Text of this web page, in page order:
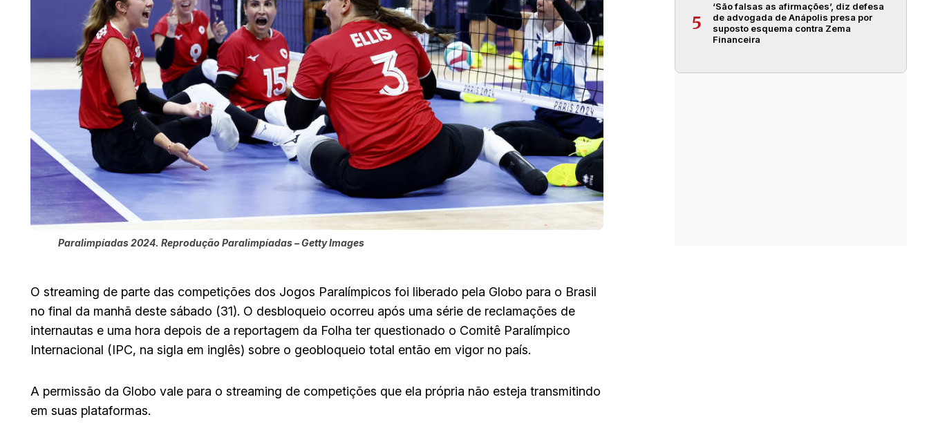
Paralimpíadas 2024. Reprodução Paralimpíadas – Getty Images
O streaming de parte das competições dos Jogos Paralímpicos foi liberado pela Globo para o Brasil
no final da manhã deste sábado (31). O desbloqueio ocorreu após uma série de reclamações de
internautas e uma hora depois de a reportagem da Folha ter questionado o Comitê Paralímpico
Internacional (IPC, na sigla em inglês) sobre o geobloqueio total então em vigor no país.
A permissão da Globo vale para o streaming de competições que ela própria não esteja transmitindo
em suas plataformas.
5
‘São falsas as afirmações’, diz defesa
de advogada de Anápolis presa por
suposto esquema contra Zema
Financeira